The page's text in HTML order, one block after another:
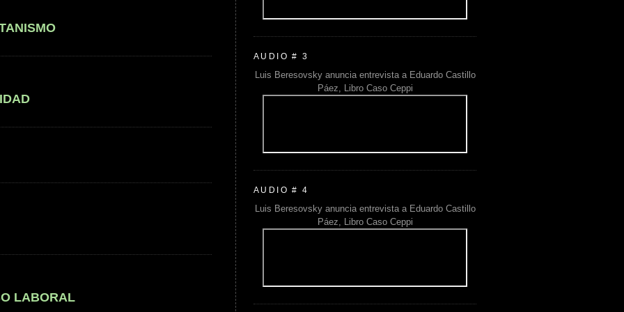
LABORAL
AUDIO # 3
Luis Beresovsky anuncia entrevista a Eduardo Castillo
Páez, Libro Caso Ceppi
AUDIO # 4
Luis Beresovsky anuncia entrevista a Eduardo Castillo
Páez, Libro Caso Ceppi